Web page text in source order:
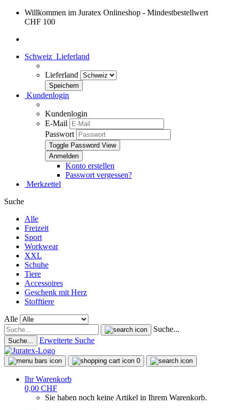
Willkommen im Juratex Onlineshop - Mindestbestellwert
CHF 100
Schweiz Lieferland
Lieferland
Kundenlogin
Kundenlogin
E-Mail
Passwort
Toggle Password View
Konto erstellen
Passwort vergessen?
Merkzettel
Suche
Alle
Freizeit
Sport
Workwear
XXL
Schuhe
Tiere
Accessoires
Geschenk mit Herz
Stofftiere
Alle
Suche...
Suche... Erweiterte Suche
0
Ihr Warenkorb
0,00 CHF
Sie haben noch keine Artikel in Ihrem Warenkorb.